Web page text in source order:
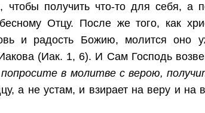
чтобы получить что-то для себя, а
Отцу. После же того, как
и радость Божию, молится оно
(Иак. 1, 6). И Сам Господь
в молитве с верою,
а не устам, и взирает на веру и на